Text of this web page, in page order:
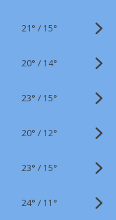
21° / 15°
20° / 14°
23° / 15°
20° / 12°
23° / 15°
24° / 11°